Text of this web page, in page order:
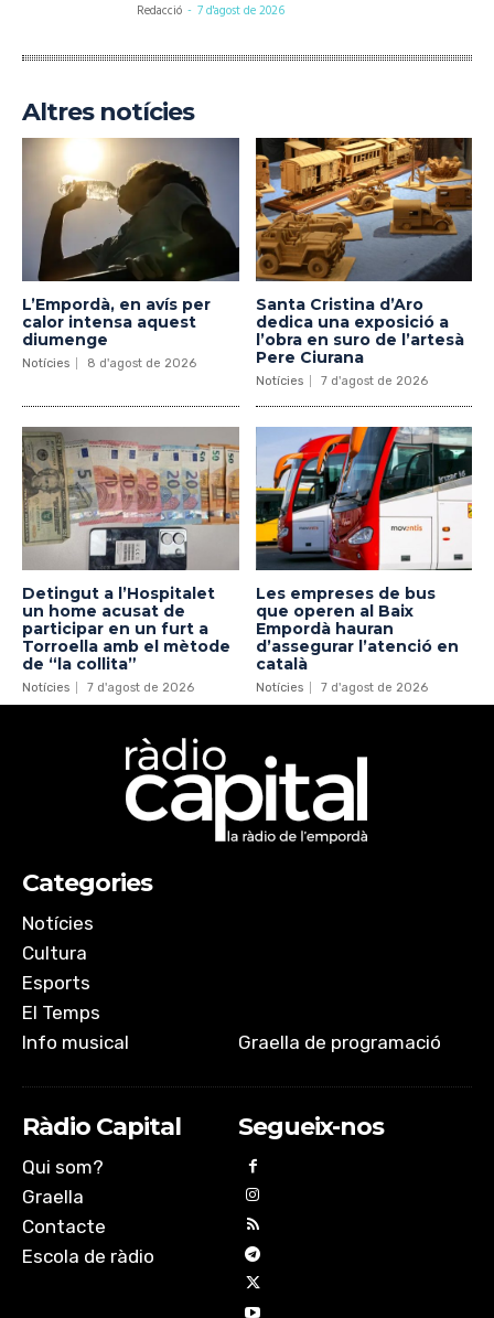
Redacció - 7 d'agost de 2026
Altres notícies
L’Empordà, en avís per
calor intensa aquest
diumenge
Notícies 8 d'agost de 2026
Santa Cristina d’Aro
dedica una exposició a
l’obra en suro de l’artesà
Pere Ciurana
Notícies 7 d'agost de 2026
Detingut a l’Hospitalet
un home acusat de
participar en un furt a
Torroella amb el mètode
de “la collita”
Notícies 7 d'agost de 2026
Les empreses de bus
que operen al Baix
Empordà hauran
d’assegurar l’atenció en
català
Notícies 7 d'agost de 2026
Categories
Notícies
Cultura
Esports
El Temps
Info musical
Graella de programació
Ràdio Capital
Qui som?
Graella
Contacte
Escola de ràdio
Segueix-nos